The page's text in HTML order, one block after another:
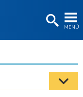
MENÚ